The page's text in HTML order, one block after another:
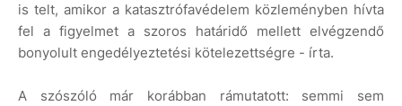
is telt, amikor a katasztrófavédelem közleményben hívta
fel a figyelmet a szoros határidő mellett elvégzendő
bonyolult engedélyeztetési kötelezettségre - írta.
A szószóló már korábban rámutatott: semmi sem